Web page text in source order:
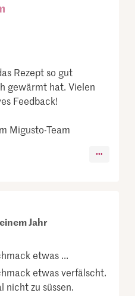
Rezept so gut
gewärmt hat. Vielen
Feedback!
Migusto-Team
Jahr
etwas ...
etwas verfälscht.
nicht zu süssen.